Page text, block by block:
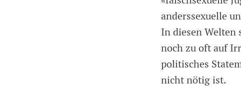
anderssexuelle
In diesen Welten
noch zu oft auf
politisches
nicht nötig ist.